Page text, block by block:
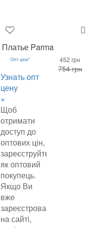
Платье Parma
Опт ціна*
Узнать опт
цену
×
Щоб
отримати
доступ до
оптових цін,
зареєструйтеся
як оптовий
покупець.
Якщо Ви
вже
зареєстровані
на сайті,
452 грн
754 грн